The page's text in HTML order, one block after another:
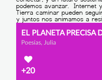
Poesías, Julia
+20